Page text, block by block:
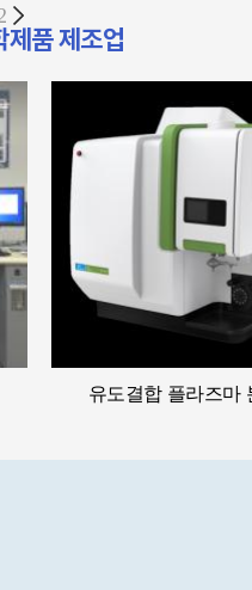
제품 제조업
유도결합 플라즈마